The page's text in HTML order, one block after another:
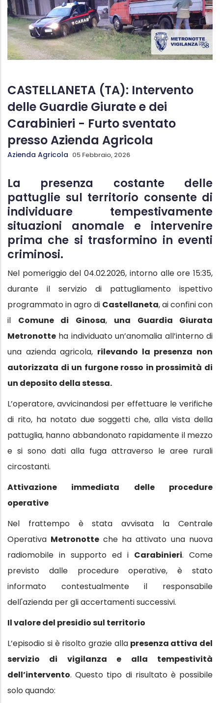
CASTELLANETA (TA): Intervento
delle Guardie Giurate e dei
Carabinieri - Furto sventato
presso Azienda Agricola
Azienda Agricola 05 Febbraio, 2026
La presenza costante delle
pattuglie sul territorio consente di
individuare tempestivamente
situazioni anomale e intervenire
prima che si trasformino in eventi
criminosi.
Nel pomeriggio del 04.02.2026, intorno alle ore 15:35,
durante il servizio di pattugliamento ispettivo
programmato in agro di Castellaneta, ai confini con
il Comune di Ginosa, una Guardia Giurata
Metronotte ha individuato un’anomalia all’interno di
una azienda agricola, rilevando la presenza non
autorizzata di un furgone rosso in prossimità di
un deposito della stessa.
L’operatore, avvicinandosi per effettuare le verifiche
di rito, ha notato due soggetti che, alla vista della
pattuglia, hanno abbandonato rapidamente il mezzo
e si sono dati alla fuga attraverso le aree rurali
circostanti.
Attivazione immediata delle procedure
operative
Nel frattempo è stata avvisata la Centrale
Operativa Metronotte che ha attivato una nuova
radiomobile in supporto ed i Carabinieri. Come
previsto dalle procedure operative, è stato
informato contestualmente il responsabile
dell'azienda per gli accertamenti successivi.
Il valore del presidio sul territorio
L’episodio si è risolto grazie allapresenza attiva del
servizio di vigilanza e alla tempestività
dell’intervento. Questo tipo di risultato è possibile
solo quando: